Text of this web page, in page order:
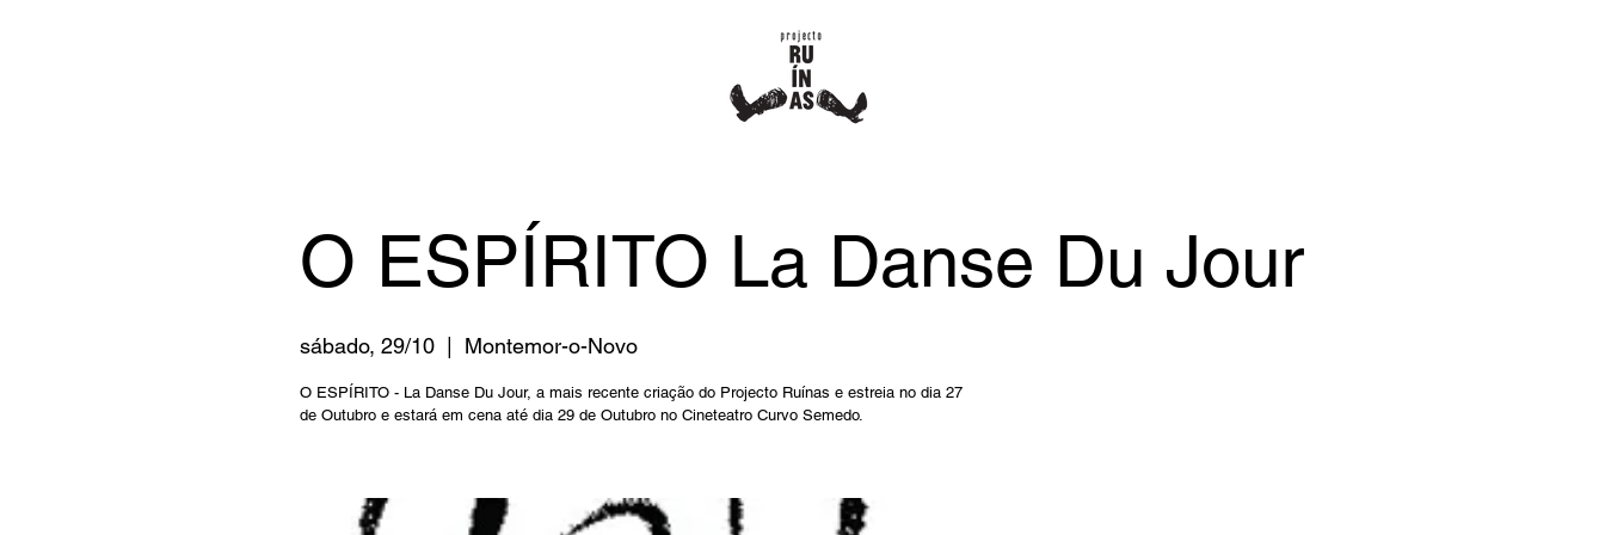
O ESPÍRITO La Danse Du Jour
sábado, 29/10
  |
Montemor-o-Novo
O ESPÍRITO - La Danse Du Jour, a mais recente criação do Projecto Ruínas e estreia no dia 27
de Outubro e estará em cena até dia 29 de Outubro no Cineteatro Curvo Semedo.